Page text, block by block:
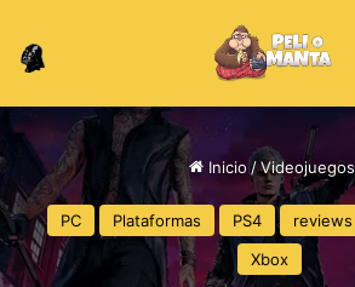
Switch skin
Inicio /Videojuegos
PC Plataformas PS4 reviews
Xbox